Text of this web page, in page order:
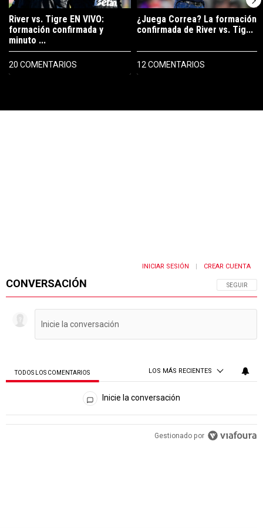
River vs. Tigre EN VIVO:
formación confirmada y
minuto ...
20 COMENTARIOS
¿Juega Correa? La formación
confirmada de River vs. Tig...
12 COMENTARIOS
CONVERSACIÓN SIGA ESTA
SEGUIR
INICIAR SESIÓN CREAR CUENTA
TODOS LOS COMENTARIOS LOS MÁS RECIENTES
Todos los comentarios
Inicie la conversación